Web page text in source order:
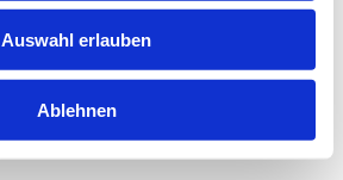
Auswahl erlauben
Ablehnen